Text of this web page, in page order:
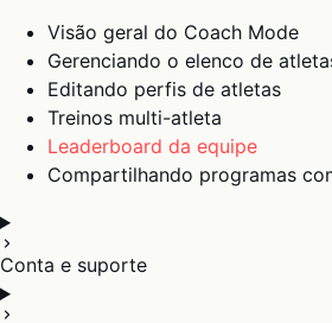
Visão geral do Coach Mode
Gerenciando o elenco de
Editando perfis de atletas
Treinos multi-atleta
Leaderboard da equipe
Compartilhando programas
Conta e suporte